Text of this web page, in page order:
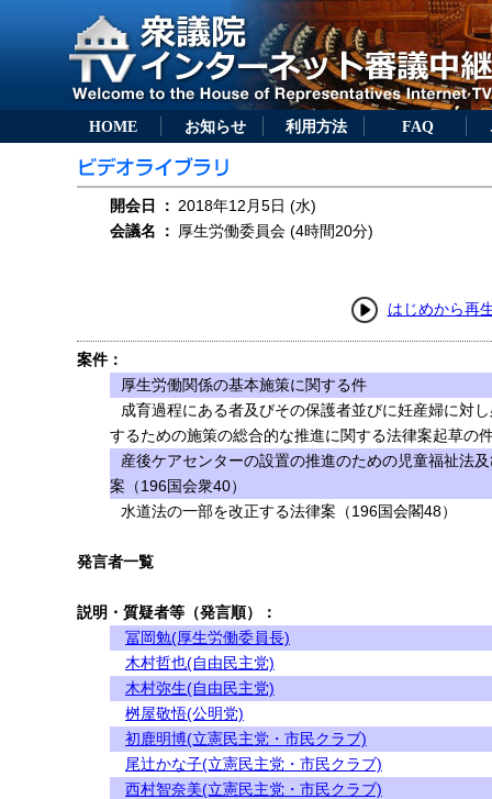
HOME お知らせ 利用方法 FAQ
開会日 ： 2018年12月5日 (水)
会議名
： 厚生労働委員会 (4時間20分)
はじめから再
案件：
厚生労働関係の基本施策に関する件
成育過程にある者及びその保護者並びに妊産婦に対
するための施策の総合的な推進に関する法律案起草の
産後ケアセンターの設置の推進のための児童福祉法
案（196国会衆40）
水道法の一部を改正する法律案（196国会閣48）
発言者一覧
説明・質疑者等（発言順）：
冨岡勉(厚生労働委員長)
木村哲也(自由民主党)
木村弥生(自由民主党)
桝屋敬悟(公明党)
初鹿明博(立憲民主党・市民クラブ)
尾辻かな子(立憲民主党・市民クラブ)
西村智奈美(立憲民主党・市民クラブ)